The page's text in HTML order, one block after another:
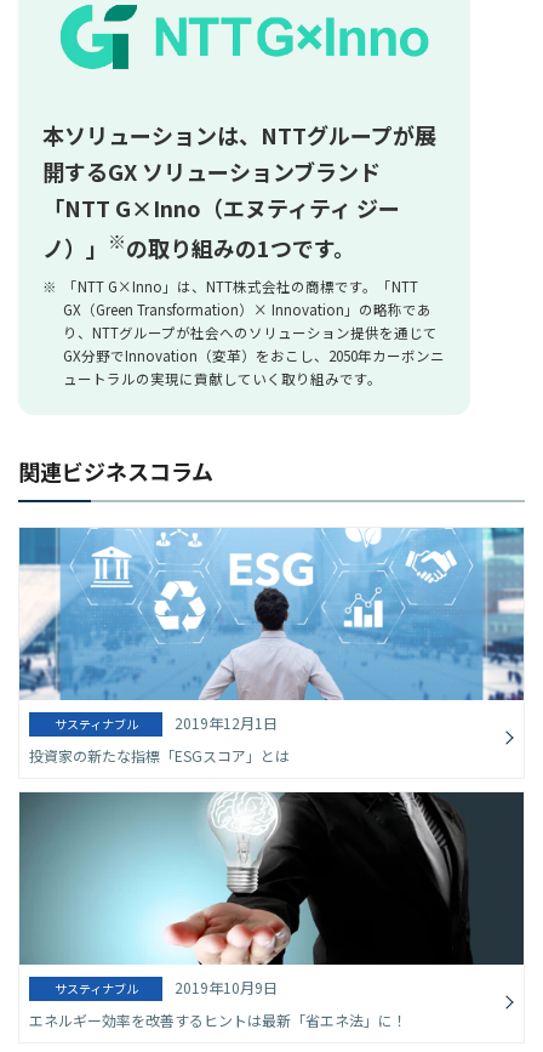
本ソリューションは、NTTグループが展
開するGX ソリューションブランド
「NTT G×Inno（エヌティティ ジー
ノ）」
※の取り組みの1つです。
※
「NTT G×Inno」は、NTT株式会社の商標です。「NTT
GX（Green Transformation）× Innovation」の略称であ
り、NTTグループが社会へのソリューション提供を通じて
GX分野でInnovation（変革）をおこし、2050年カーボンニ
ュートラルの実現に貢献していく取り組みです。
関連ビジネスコラム
サスティナブル
2019年12月1日
投資家の新たな指標「ESGスコア」とは
サスティナブル
2019年10月9日
エネルギー効率を改善するヒントは最新「省エネ法」に！